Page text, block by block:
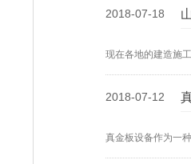
2018-07-18
现在各地的建造施
2018-07-12
真金板设备作为一